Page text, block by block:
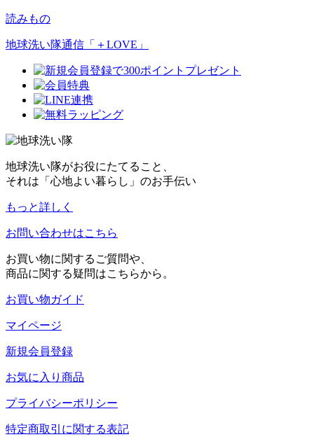
読みもの
地球洗い隊通信「＋LOVE」
地球洗い隊がお役にたてること、
それは「心地よい暮らし」のお手伝い
もっと詳しく
お問い合わせはこちら
お買い物に関するご質問や、
商品に関する疑問はこちらから。
お買い物ガイド
マイページ
新規会員登録
お気に入り商品
プライバシーポリシー
特定商取引に関する表記